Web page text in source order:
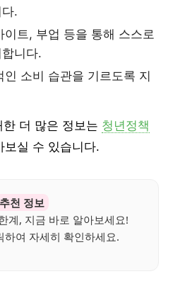
.
이트, 부업 등을 통해 스스로
니다.
인 소비 습관을 기르도록 지
더 많은 정보는 청년정책
보실 수 있습니다.
추천 정보
계, 지금 바로 알아보세요!
하여 자세히 확인하세요.